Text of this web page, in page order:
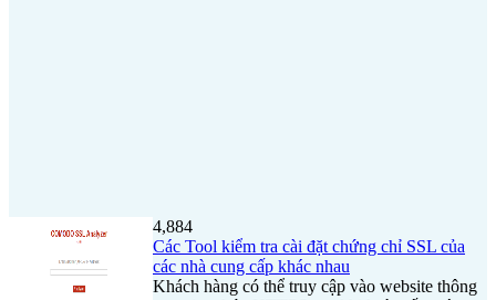
4,884
Các Tool kiểm tra cài đặt chứng chỉ SSL của
các nhà cung cấp khác nhau
Khách hàng có thể truy cập vào website thông